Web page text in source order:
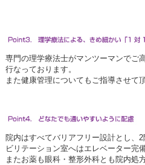
専門の理学療法士がマンツーマンでご
行なっております。
また健康管理についてもご指導させて
院内はすべてバリアフリー設計とし、
ビリテーション室へはエレベーター完
またお薬も眼科・整形外科とも院内処